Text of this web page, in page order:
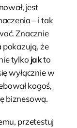
jest
– i tak
Znacznie
pokazują, że
tylko jakto
wyłącznie w
kogoś,
biznesową.
przetestuj